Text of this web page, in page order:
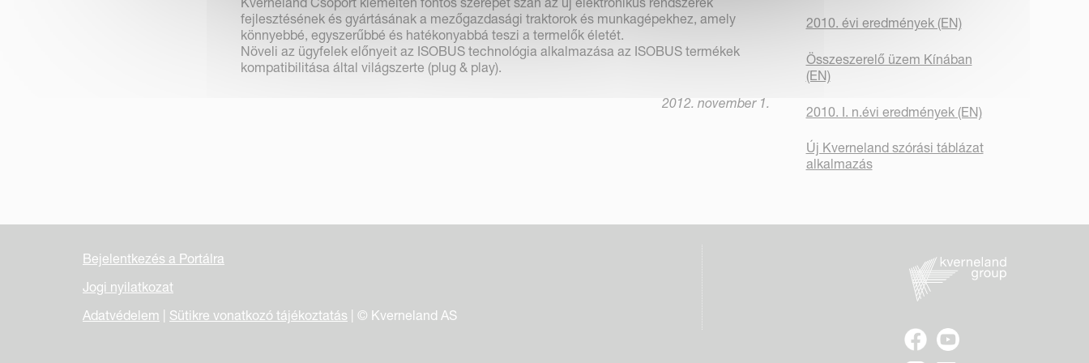
fejlesztésének és gyártásának a mezőgazdasági traktorok és munkagépekhez, amely
könnyebbé, egyszerűbbé és hatékonyabbá teszi a termelők életét.
Növeli az ügyfelek előnyeit az ISOBUS technológia alkalmazása az ISOBUS termékek
kompatibilitása által világszerte (plug & play).
2012. november 1.
2010. évi eredmények (EN)
Összeszerelő üzem Kínában
(EN)
2010. I. n.évi eredmények (EN)
Új Kverneland szórási táblázat
alkalmazás
Bejelentkezés a Portálra
Jogi nyilatkozat
Adatvédelem
Sütikre vonatkozó tájékoztatás | © Kverneland AS